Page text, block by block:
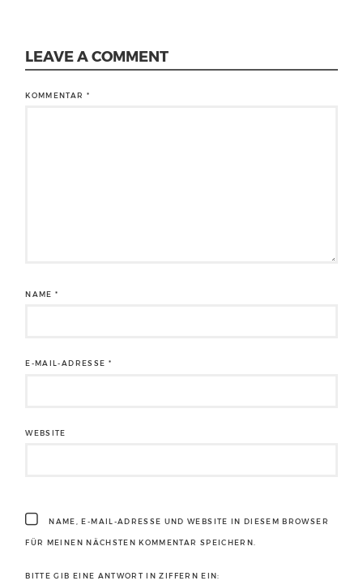
LEAVE A COMMENT
KOMMENTAR *
NAME*
E-MAIL-ADRESSE *
WEBSITE
NAME, E-MAIL-ADRESSE UND WEBSITE IN DIESEM BROWSER
FÜR MEINEN NÄCHSTEN KOMMENTAR SPEICHERN.
BITTE GIB EINE ANTWORT IN ZIFFERN EIN: